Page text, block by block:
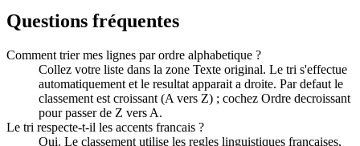
Questions fréquentes
Comment trier mes lignes par ordre alphabetique ?
Collez votre liste dans la zone Texte original. Le tri s'effectue
automatiquement et le resultat apparait a droite. Par defaut le
classement est croissant (A vers Z) ; cochez Ordre decroissant
pour passer de Z vers A.
Le tri respecte-t-il les accents francais ?
Oui. Le classement utilise les regles linguistiques francaises,